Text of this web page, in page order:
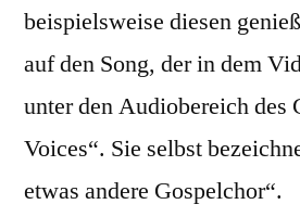
beispielsweise diesen
auf den Song, der in dem
unter den Audiobereich des
Voices“. Sie selbst
etwas andere Gospelchor“.